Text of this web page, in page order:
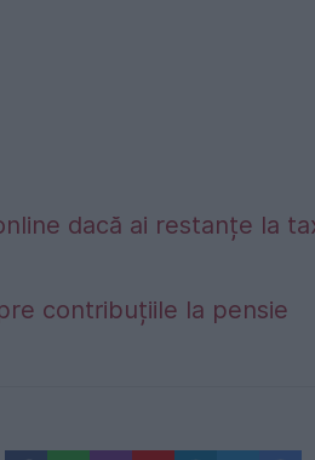
dacă ai restanțe la
contribuțiile la pensie